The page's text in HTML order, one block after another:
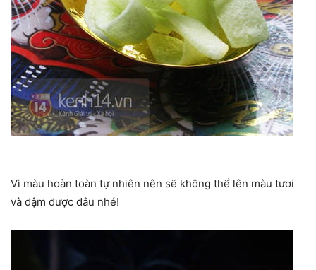
Vì màu hoàn toàn tự nhiên nên sẽ không thể lên màu tươi
và đậm được đâu nhé!